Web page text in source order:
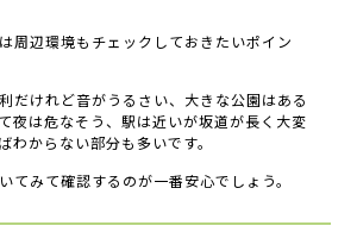
周辺環境もチェックしておきたいポイン
だけれど音がうるさい、大きな公園はある
夜は危なそう、駅は近いが坂道が長く大変
わからない部分も多いです。
てみて確認するのが一番安心でしょう。